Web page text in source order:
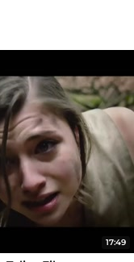
17:49